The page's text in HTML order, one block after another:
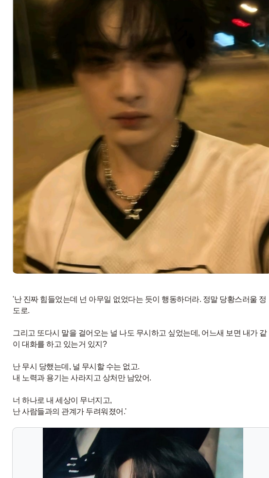
'난 진짜 힘들었는데 넌 아무일 없었다는 듯이 행동하더라. 정말 당황스러울 정
도로.
그리고 또다시 말을 걸어오는 널 나도 무시하고 싶었는데, 어느새 보면 내가 같
이 대화를 하고 있는거 있지?
난 무시 당했는데, 널 무시할 수는 없고.
내 노력과 용기는 사라지고 상처만 남았어.
너 하나로 내 세상이 무너지고,
난 사람들과의 관계가 두려워졌어.'